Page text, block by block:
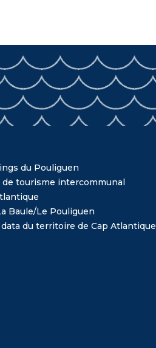
du Pouliguen
de tourisme intercommunal
Baule/Le Pouliguen
du territoire de Cap Atlantique